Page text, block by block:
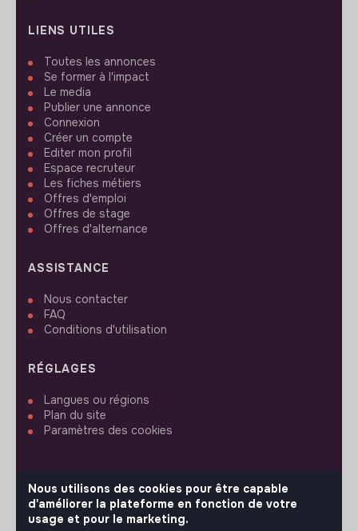
LIENS UTILES
Toutes les annonces
Se former à l'impact
Le media
Publier une annonce
Connexion
Créer un compte
Editer mon profil
Espace recruteur
Les fiches métiers
Offres d'emploi
Offres de stage
Offres d'alternance
ASSISTANCE
Nous contacter
FAQ
Conditions d'utilisation
RÉGLAGES
Langues ou régions
Plan du site
Paramètres des cookies
SUIVEZ-NOUS
Nous utilisons des cookies pour être capable
d'améliorer la plateforme en fonction de votre
usage et pour le marketing.